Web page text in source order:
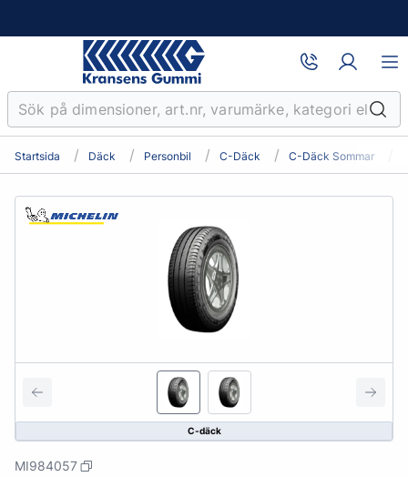
Startsida Däck Personbil C-Däck C-Däck Sommar
C-däck
MI984057